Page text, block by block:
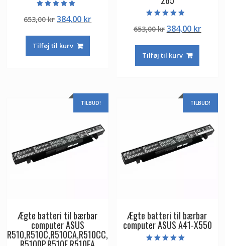
5.00
ud af 5
653,00krDen
pris
var:
384,00 krDen
Tilføj til kurv
4.50
ud af 5
653,00kr Den
pris
var:
384,00 krDen
Tilføj til kurv
TILBUD!
Ægte batteri til bærbar
computer ASUS
R510,R510C,R510CA,R510CC,
TILBUD!
Ægte batteri til bærbar
computer ASUS A41-X550